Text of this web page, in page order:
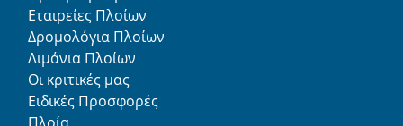
Εταιρείες Πλοίων
Δρομολόγια Πλοίων
Λιμάνια Πλοίων
Οι κριτικές μας
Ειδικές Προσφορές